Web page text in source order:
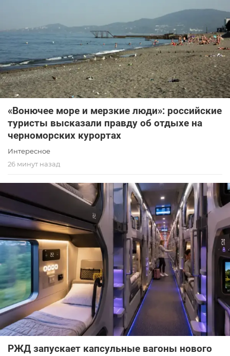
«Вонючее море и мерзкие люди»: российские
туристы высказали правду об отдыхе на
черноморских курортах
Интересное
26 минут назад
РЖД запускает капсульные вагоны нового